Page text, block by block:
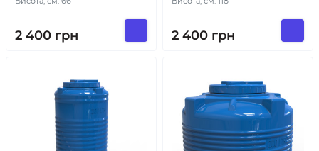
2 400 грн 2 400 грн